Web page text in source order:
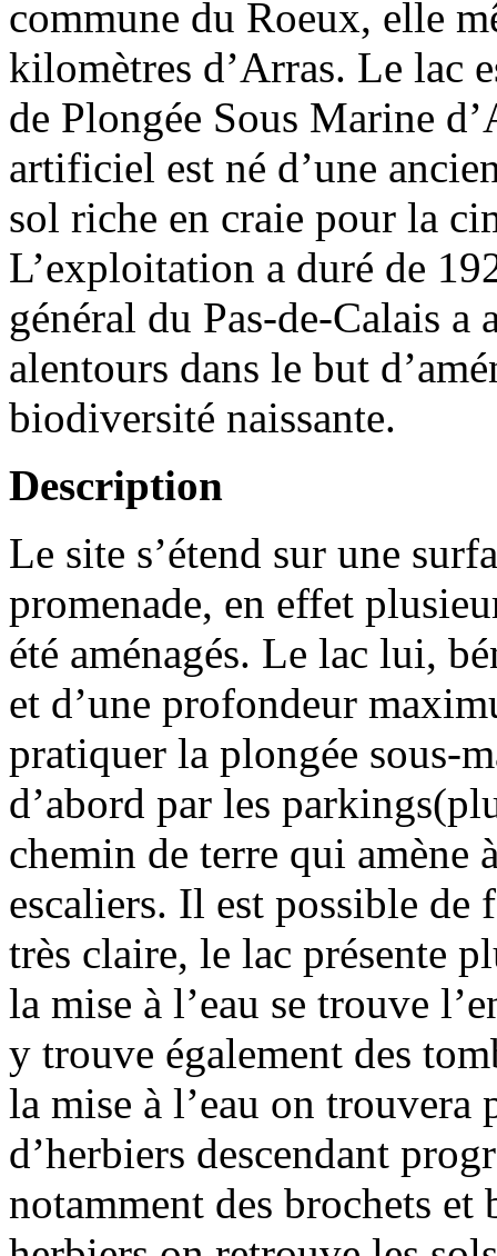
commune du Roeux, elle
kilomètres d’Arras. Le lac
de Plongée Sous Marine
artificiel est né d’une
sol riche en craie pour la
L’exploitation a duré de
général du Pas-de-Calais a
alentours dans le but
biodiversité naissante.
Description
Le site s’étend sur une
promenade, en effet
été aménagés. Le lac lui,
et d’une profondeur
pratiquer la plongée sous-
d’abord par les
chemin de terre qui amène
escaliers. Il est possible de
très claire, le lac présente
la mise à l’eau se trouve
y trouve également des
la mise à l’eau on trouvera
d’herbiers descendant
notamment des brochets et